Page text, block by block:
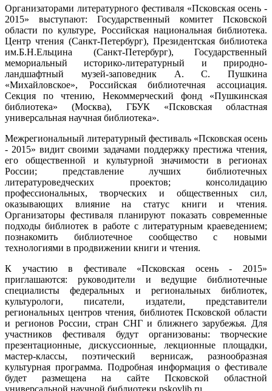
Организаторами литературного фестиваля «Псковская осень -
2015» выступают: Государственный комитет Псковской
области по культуре, Российская национальная библиотека.
Центр чтения (Санкт-Петербург), Президентская библиотека
им.Б.Н.Ельцина (Санкт-Петербург), Государственный
мемориальный историко-литературный и природно-
ландшафтный музей-заповедник А. С. Пушкина
«Михайловское», Российская библиотечная ассоциация.
Секция по чтению, Некоммерческий фонд «Пушкинская
библиотека» (Москва), ГБУК «Псковская областная
универсальная научная библиотека».
Межрегиональный литературный фестиваль «Псковская осень
- 2015» видит своими задачами поддержку престижа чтения,
его общественной и культурной значимости в регионах
России; представление лучших библиотечных
литературоведческих проектов; консолидацию
профессиональных, творческих и общественных сил,
оказывающих влияние на статус книги и чтения.
Организаторы фестиваля планируют показать современные
подходы библиотек в работе с литературным краеведением;
познакомить библиотечное сообщество с новыми
технологиями в продвижении книги и чтения.
К участию в фестивале «Псковская осень - 2015»
приглашаются: руководители и ведущие библиотечные
специалисты федеральных и региональных библиотек,
культурологи, писатели, издатели, представители
региональных центров чтения, библиотек Псковской области
и регионов России, стран СНГ и ближнего зарубежья. Для
участников фестиваля будут организованы: творческие
презентационные, дискуссионные, лекционные площадки,
мастер-классы, поэтический вернисаж, разнообразная
культурная программа. Подробная информация о фестивале
будет размещена на сайте Псковской областной
универсальной научной библиотеки pskovlib.ru.